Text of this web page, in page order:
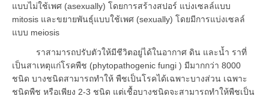
แบบไม่ใช้เพศ (asexually) โดยการสร้างสปอร์ แบ่งเซลล์แบบ
mitosis และขยายพันธุ์แบบใช้เพศ (sexually) โดยมีการแบ่งเซลล์
แบบ meiosis
ราสามารถปรับตัวให้มีชีวิตอยู่ได้ในอากาศ ดิน และน้ำ ราที่
เป็นสาเหตุแก่โรคพืช (phytopathogenic fungi ) มีมากกว่า 8000
ชนิด บางชนิดสามารถทำให้ พืชเป็นโรคได้เฉพาะบางส่วน เฉพาะ
ชนิดพืช หรือเพียง 2-3 ชนิด แต่เชื้อบางชนิดจะสามารถทำให้พืชเป็น